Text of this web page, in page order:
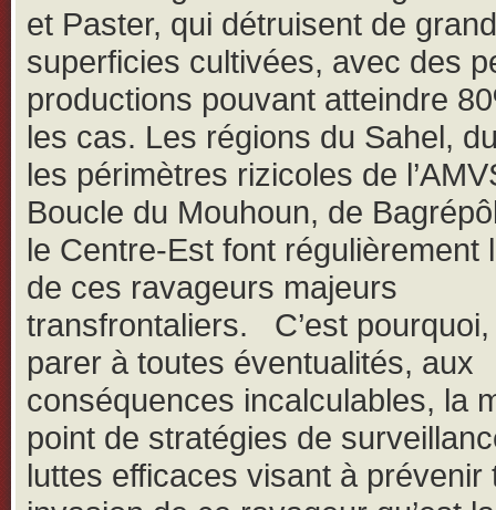
et Paster, qui détruisent de
superficies cultivées, avec des
productions pouvant atteindre
les cas. Les régions du Sahel,
les périmètres rizicoles de
Boucle du Mouhoun, de
le Centre-Est font régulièrement
de ces ravageurs majeurs
transfrontaliers. C’est
parer à toutes éventualités, aux
conséquences incalculables, la
point de stratégies de
luttes efficaces visant à prévenir